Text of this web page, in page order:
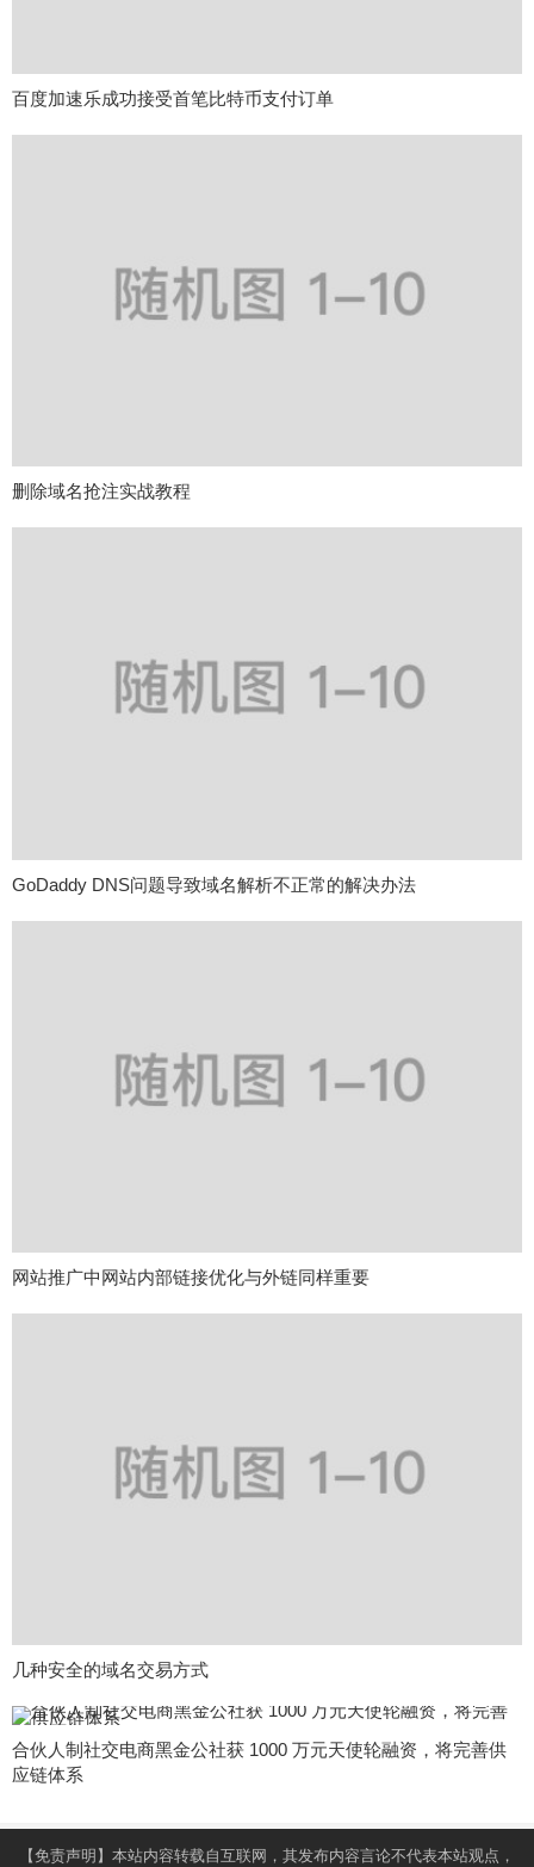
百度加速乐成功接受首笔比特币支付订单
删除域名抢注实战教程
GoDaddy DNS问题导致域名解析不正常的解决办法
网站推广中网站内部链接优化与外链同样重要
几种安全的域名交易方式
合伙人制社交电商黑金公社获 1000 万元天使轮融资，将完善供
应链体系
【免责声明】本站内容转载自互联网，其发布内容言论不代表本站观点，